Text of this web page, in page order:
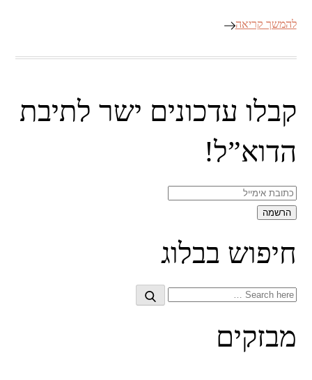
להמשך קריאה
קבלו עדכונים ישר לתיבת
הדוא”ל!
חיפוש בבלוג
Search
Search
מבזקים